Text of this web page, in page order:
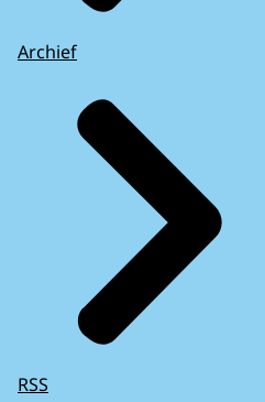
Archief
RSS